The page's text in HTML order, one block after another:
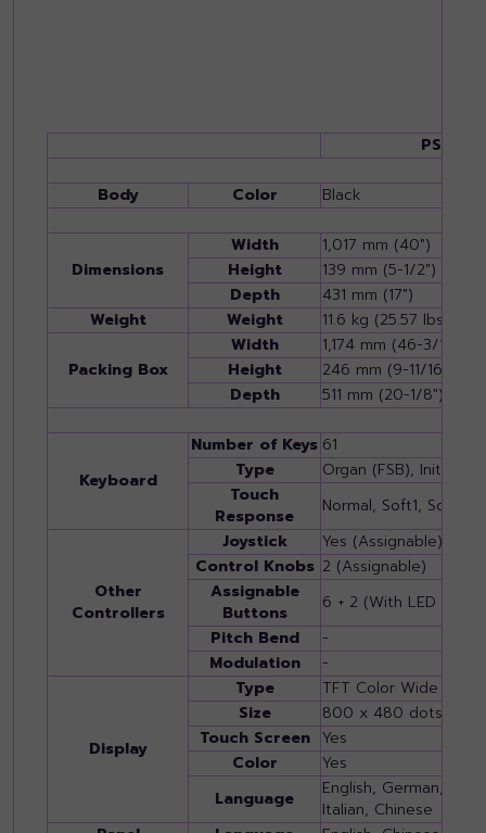
PSR-
Body Color Black
Dimensions
Width
1,017 mm (40")
Height
139 mm (5-1/2")
Depth
431 mm (17")
Weight
Weight 11.6 kg (25.57 lbs.)
Packing Box
Width
1,174 mm (46-3/16")
Height
246 mm (9-11/16")
Depth
511 mm (20-1/8")
Keyboard
Number of Keys 61
Type
Organ (FSB), Initial
Touch
Response
Normal, Soft1, Soft2,
Other
Controllers
Joystick
Yes (Assignable)
Control Knobs 2 (Assignable)
Assignable
Buttons
6 + 2 (With LED
Pitch Bend
-
Modulation
-
Display
Type
TFT Color Wide VGA
Size
800 x 480 dots (7
Touch Screen Yes
Color
Yes
Language
English, German,
Italian, Chinese